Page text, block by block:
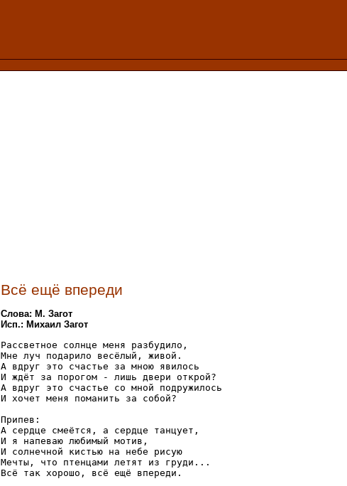
Всё ещё впереди
Слова: М. Загот
Исп.: Михаил Загот
Рассветное солнце меня разбудило,
Мне луч подарило весёлый, живой.
А вдруг это счастье за мною явилось
И ждёт за порогом - лишь двери открой?
А вдруг это счастье со мной подружилось
И хочет меня поманить за собой?
Припев:
А сердце смеётся, а сердце танцует,
И я напеваю любимый мотив,
И солнечной кистью на небе рисую
Мечты, что птенцами летят из груди...
Всё так хорошо, всё ещё впереди.